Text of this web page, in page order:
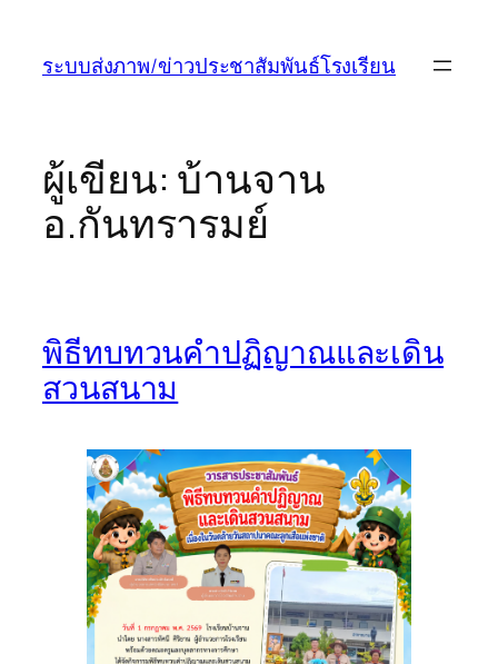
ระบบส่งภาพ/ข่าวประชาสัมพันธ์โรงเรียน
ผู้เขียน: บ้านจาน
อ.กันทรารมย์
พิธีทบทวนคำปฏิญาณและเดิน
สวนสนาม